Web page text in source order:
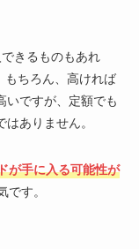
きるものもあれ
もちろん、高ければ
いですが、定額でも
ありません。
が手に入る可能性が
す。